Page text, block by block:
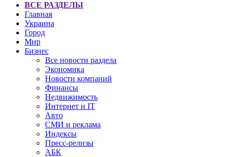
ВСЕ РАЗДЕЛЫ
Главная
Украина
Город
Мир
Бизнес
Все новости раздела
Экономика
Новости компаний
Финансы
Недвижимость
Интернет и IT
Авто
СМИ и реклама
Индексы
Пресс-релизы
АБК